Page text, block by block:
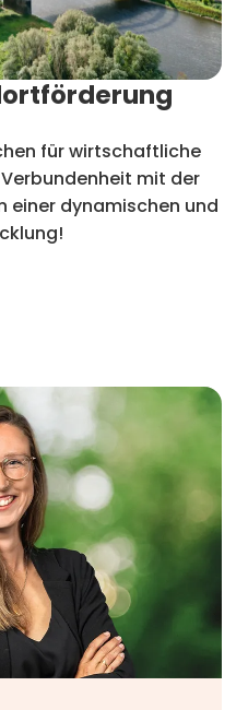
für wirtschaftliche
mit der
einer dynamischen und